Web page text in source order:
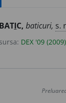
BATIC, baticuri, s.
sursa: DEX '09 (2009)